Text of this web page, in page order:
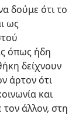
δούμε ότι το
ως
όπως ήδη
δείχνουν
άρτον ότι
και
άλλον, στη